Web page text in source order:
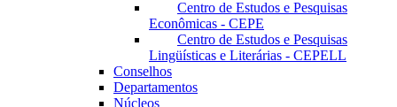
Centro de Estudos e Pesquisas
Econômicas - CEPE
Centro de Estudos e Pesquisas
Lingüísticas e Literárias - CEPELL
Conselhos
Departamentos
Núcleos